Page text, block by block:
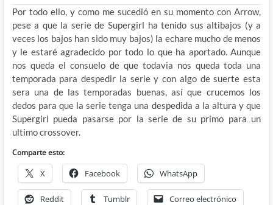
Por todo ello, y como me sucedió en su momento con Arrow,
pese a que la serie de Supergirl ha tenido sus altibajos (y a
veces los bajos han sido muy bajos) la echare mucho de menos
y le estaré agradecido por todo lo que ha aportado. Aunque
nos queda el consuelo de que todavia nos queda toda una
temporada para despedir la serie y con algo de suerte esta
sera una de las temporadas buenas, así que crucemos los
dedos para que la serie tenga una despedida a la altura y que
Supergirl pueda pasarse por la serie de su primo para un
ultimo crossover.
Comparte esto:
X Facebook WhatsApp
Reddit Tumblr Correo electrónico